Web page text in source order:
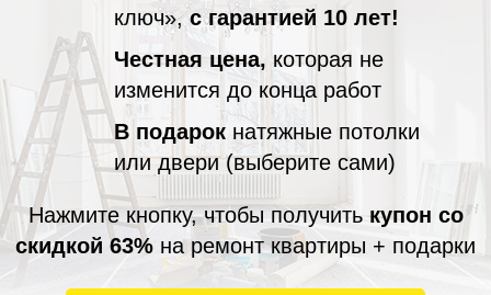
ключ»,с гарантией 10 лет!
Честная цена, которая не
изменится до конца работ
В подарок натяжные потолки
или двери (выберите сами)
Нажмите кнопку, чтобы получитькупон со
скидкой 63% на ремонт квартиры + подарки